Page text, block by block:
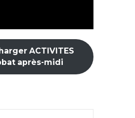
ACTIVITES
après-midi